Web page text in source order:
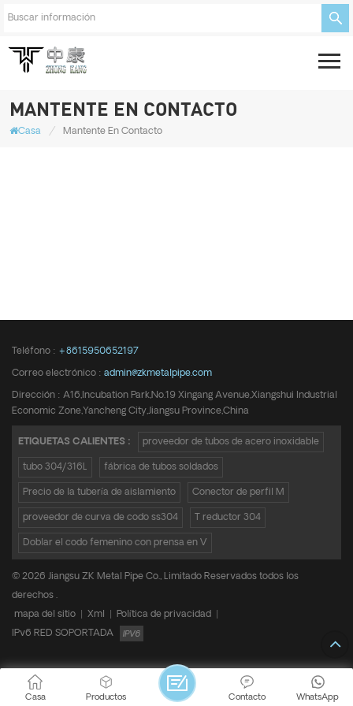
MANTENTE EN CONTACTO
Casa / Mantente En Contacto
Teléfono : +8615950652197
Correo electrónico : admin@zkmetalpipe.com
Dirección : A16,Incubation Park,No.19 Xingang Avenue,Xiangshui Industrial
Economic Zone,Yancheng City,Jiangsu Province,China
ETIQUETAS CALIENTES : proveedor de tubos de acero inoxidable
tubo 304/316L fábrica de tubos soldados
Precio de la tubería de aislamiento Conector de perfil M
proveedor de curva de codo ss304 T reductor 304
Doblar el codo femenino con prensa en V
© 2026 Jiangsu ZK Metal Pipe Co., Limitado Reservados todos los
derechos .
mapa del sitio
Xml Política de privacidad
IPv6 RED SOPORTADA
Casa Productos WhatsApp
Contacto